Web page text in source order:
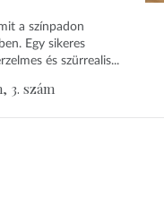
a színpadon
Egy sikeres
és szürrealis...
3. szám